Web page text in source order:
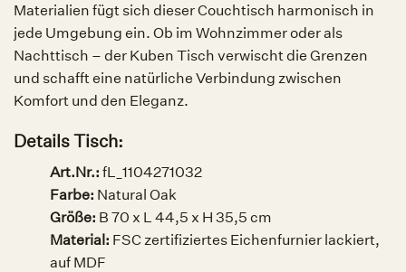
Materialien fügt sich dieser Couchtisch harmonisch in
jede Umgebung ein. Ob im Wohnzimmer oder als
Nachttisch – der Kuben Tisch verwischt die Grenzen
und schafft eine natürliche Verbindung zwischen
Komfort und den Eleganz.
Details Tisch:
Art.Nr.: fL_1104271032
Farbe: Natural Oak
Größe: B 70 x L 44,5 x H 35,5 cm
Material: FSC zertifiziertes Eichenfurnier lackiert,
auf MDF